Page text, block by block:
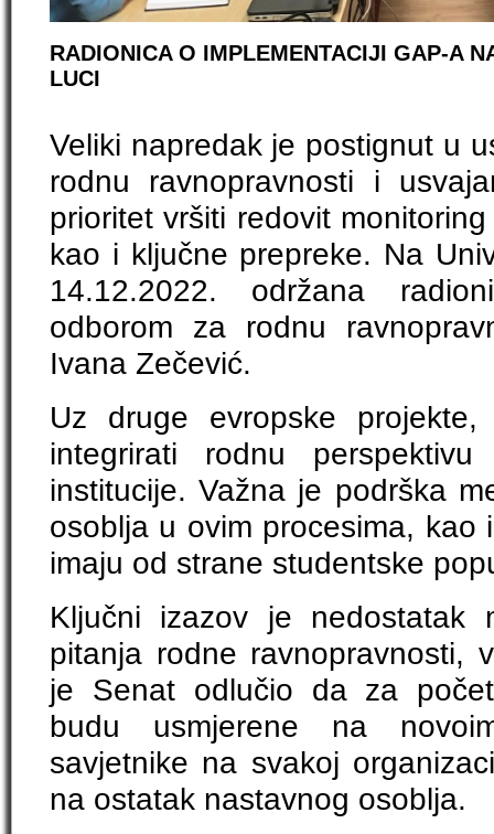
RADIONICA O IMPLEMENTACIJI GAP-A
LUCI
Veliki napredak je postignut u
rodnu ravnopravnosti i
prioritet vršiti redovit
kao i ključne prepreke. Na
14.12.2022. održana
odborom za rodnu
Ivana Zečević.
Uz druge evropske
integrirati rodnu
institucije. Važna je podrška
osoblja u ovim procesima, kao
imaju od strane studentske
Ključni izazov je nedostatak
pitanja rodne ravnopravnosti,
je Senat odlučio da za
budu usmjerene na
savjetnike na svakoj
na ostatak nastavnog osoblja.